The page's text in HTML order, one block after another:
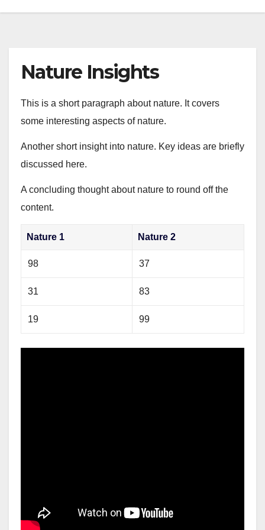
Nature Insights
This is a short paragraph about nature. It covers
some interesting aspects of nature.
Another short insight into nature. Key ideas are briefly
discussed here.
A concluding thought about nature to round off the
content.
Nature 1 Nature 2
98 37
31 83
19 99